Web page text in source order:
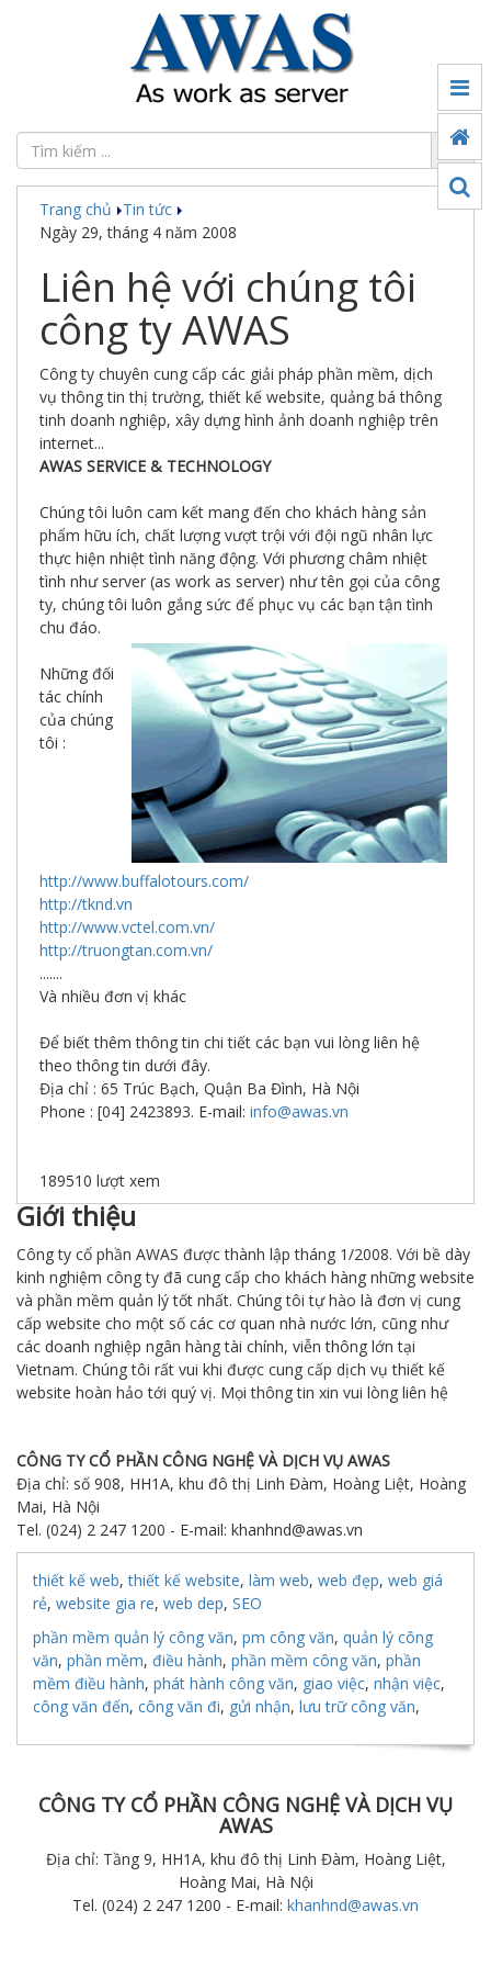
Đối
tác
Sản
phẩm
Ứng
dụng
chuyển
đổi
số
Công
nghệ
Thế
số
Trang chủ
Tin tức
Ngày 29, tháng 4 năm 2008
Liên hệ với chúng tôi
công ty AWAS
Công ty chuyên cung cấp các giải pháp phần mềm, dịch
vụ thông tin thị trường, thiết kế website, quảng bá thông
tinh doanh nghiệp, xây dựng hình ảnh doanh nghiệp trên
internet...
AWAS SERVICE & TECHNOLOGY
Chúng tôi luôn cam kết mang đến cho khách hàng sản
phẩm hữu ích, chất lượng vượt trội với đội ngũ nhân lực
thực hiện nhiệt tình năng động. Với phương châm nhiệt
tình như server (as work as server) như tên gọi của công
ty, chúng tôi luôn gắng sức để phục vụ các bạn tận tình
chu đáo.
Những đối
tác chính
của chúng
tôi :
http://www.buffalotours.com/
http://tknd.vn
http://www.vctel.com.vn/
http://truongtan.com.vn/
.......
Và nhiều đơn vị khác
Để biết thêm thông tin chi tiết các bạn vui lòng liên hệ
theo thông tin dưới đây.
Địa chỉ : 65 Trúc Bạch, Quận Ba Đình, Hà Nội
Phone : [04] 2423893. E-mail: info@awas.vn
189510 lượt xem
Giới thiệu
Công ty cổ phần AWAS được thành lập tháng 1/2008. Với bề dày
kinh nghiệm công ty đã cung cấp cho khách hàng những website
và phần mềm quản lý tốt nhất. Chúng tôi tự hào là đơn vị cung
cấp website cho một số các cơ quan nhà nước lớn, cũng như
các doanh nghiệp ngân hàng tài chính, viễn thông lớn tại
Vietnam. Chúng tôi rất vui khi được cung cấp dịch vụ thiết kế
website hoàn hảo tới quý vị. Mọi thông tin xin vui lòng liên hệ
CÔNG TY CỔ PHẦN CÔNG NGHỆ VÀ DỊCH VỤ AWAS
Địa chỉ: số 908, HH1A, khu đô thị Linh Đàm, Hoàng Liệt, Hoàng
Mai, Hà Nội
Tel. (024) 2 247 1200 - E-mail: khanhnd@awas.vn
thiết kế web,thiết kế website, làm web, web đẹp, web giá
rẻ, website gia re, web dep, SEO
phần mềm quản lý công văn, pm công văn, quản lý công
văn, phần mềm, điều hành, phần mềm công văn, phần
mềm điều hành, phát hành công văn, giao việc, nhận việc,
công văn đến, công văn đi, gửi nhận, lưu trữ công văn,
CÔNG TY CỔ PHẦN CÔNG NGHỆ VÀ DỊCH VỤ
AWAS
Địa chỉ: Tầng 9, HH1A, khu đô thị Linh Đàm, Hoàng Liệt,
Hoàng Mai, Hà Nội
Tel. (024) 2 247 1200 - E-mail: khanhnd@awas.vn